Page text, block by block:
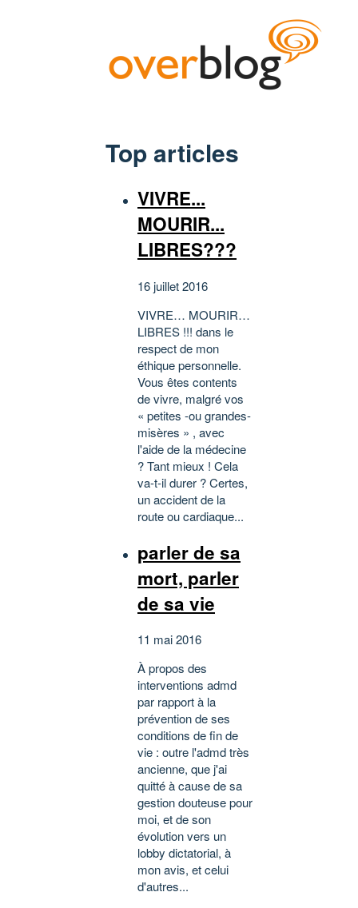
Top articles
VIVRE...
MOURIR...
LIBRES???
16 juillet 2016
VIVRE… MOURIR…
LIBRES !!! dans le
respect de mon
éthique personnelle.
Vous êtes contents
de vivre, malgré vos
« petites -ou grandes-
misères » , avec
l'aide de la médecine
? Tant mieux ! Cela
va-t-il durer ? Certes,
un accident de la
route ou cardiaque...
parler de sa
mort, parler
de sa vie
11 mai 2016
À propos des
interventions admd
par rapport à la
prévention de ses
conditions de fin de
vie : outre l'admd très
ancienne, que j'ai
quitté à cause de sa
gestion douteuse pour
moi, et de son
évolution vers un
lobby dictatorial, à
mon avis, et celui
d'autres...